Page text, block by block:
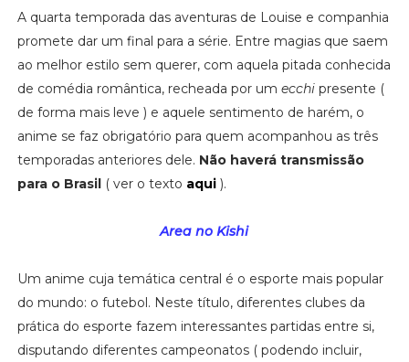
A quarta temporada das aventuras de Louise e companhia
promete dar um final para a série. Entre magias que saem
ao melhor estilo sem querer, com aquela pitada conhecida
de comédia romântica, recheada por um ecchipresente (
de forma mais leve ) e aquele sentimento de harém, o
anime se faz obrigatório para quem acompanhou as três
temporadas anteriores dele. Não haverá transmissão
para o Brasil( ver o texto aqui).
Area no Kishi
Um anime cuja temática central é o esporte mais popular
do mundo: o futebol. Neste título, diferentes clubes da
prática do esporte fazem interessantes partidas entre si,
disputando diferentes campeonatos ( podendo incluir,